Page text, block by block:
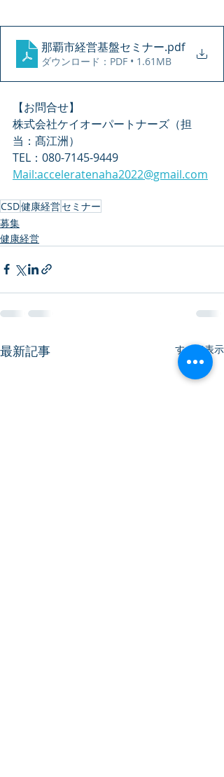
那覇市経営基盤セミナー.pdf
ダウンロード：PDF • 1.61MB
【お問合せ】
株式会社ケイオーパートナーズ（担
当：髙江洲）
TEL：080-7145-9449
Mail:acceleratenaha2022@gmail.com
CSD健康経営セミナー
募集
健康経営
最新記事 すべて表示